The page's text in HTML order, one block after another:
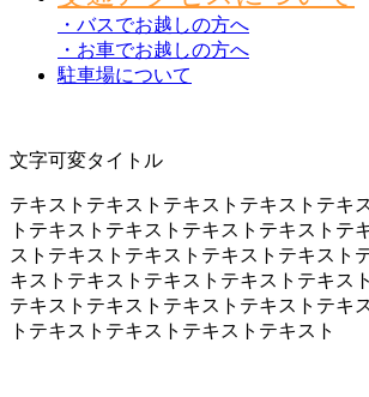
・バスでお越しの方へ
・お車でお越しの方へ
駐車場について
文字可変タイトル
テキストテキストテキストテキストテキ
トテキストテキストテキストテキストテ
ストテキストテキストテキストテキスト
キストテキストテキストテキストテキス
テキストテキストテキストテキストテキ
トテキストテキストテキストテキスト